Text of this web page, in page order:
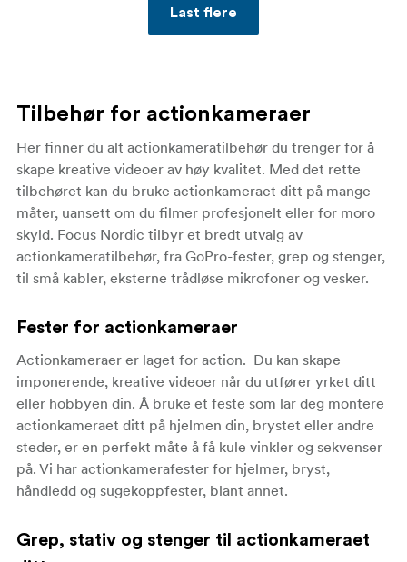
Last flere
Tilbehør for actionkameraer
Her finner du alt actionkameratilbehør du trenger for å
skape kreative videoer av høy kvalitet. Med det rette
tilbehøret kan du bruke actionkameraet ditt på mange
måter, uansett om du filmer profesjonelt eller for moro
skyld. Focus Nordic tilbyr et bredt utvalg av
actionkameratilbehør, fra GoPro-fester, grep og stenger,
til små kabler, eksterne trådløse mikrofoner og vesker.
Fester for actionkameraer
Actionkameraer er laget for action. Du kan skape
imponerende, kreative videoer når du utfører yrket ditt
eller hobbyen din. Å bruke et feste som lar deg montere
actionkameraet ditt på hjelmen din, brystet eller andre
steder, er en perfekt måte å få kule vinkler og sekvenser
på. Vi har actionkamerafester for hjelmer, bryst,
håndledd og sugekoppfester, blant annet.
Grep, stativ og stenger til actionkameraet